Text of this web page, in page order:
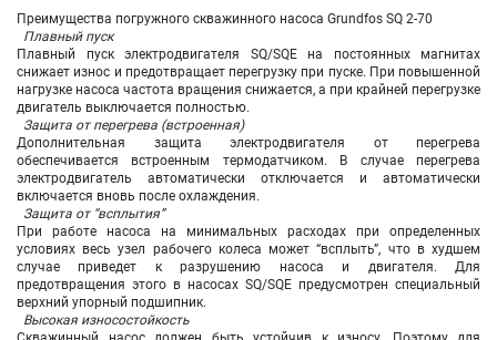
Преимущества погружного скважинного насоса Grundfos SQ 2-70
Плавный пуск
Плавный пуск электродвигателя SQ/SQE на постоянных магнитах
снижает износ и предотвращает перегрузку при пуске. При повышенной
нагрузке насоса частота вращения снижается, а при крайней перегрузке
двигатель выключается полностью.
Защита от перегрева (встроенная)
Дополнительная защита электродвигателя от перегрева
обеспечивается встроенным термодатчиком. В случае перегрева
электродвигатель автоматически отключается и автоматически
включается вновь после охлаждения.
Защита от “всплытия”
При работе насоса на минимальных расходах при определенных
условиях весь узел рабочего колеса может “всплыть”, что в худшем
случае приведет к разрушению насоса и двигателя. Для
предотвращения этого в насосах SQ/SQE предусмотрен специальный
верхний упорный подшипник.
Высокая износостойкость